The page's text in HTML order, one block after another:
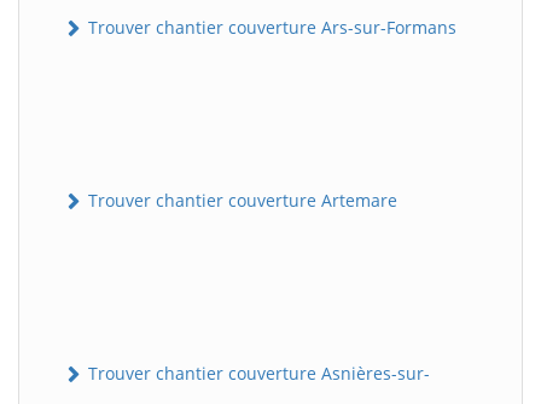
Trouver chantier couverture Ars-sur-Formans
Trouver chantier couverture Artemare
Trouver chantier couverture Asnières-sur-